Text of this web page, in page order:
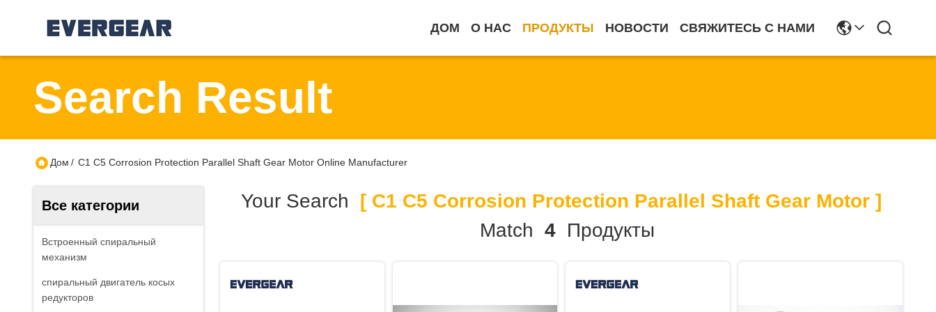
ДОМ О НАС ПРОДУКТЫ НОВОСТИ СВЯЖИТЕСЬ С НАМИ
Search Result
Дом / C1 C5 Corrosion Protection Parallel Shaft Gear Motor Online Manufacturer
Все категории
Встроенный спиральный
механизм
спиральный двигатель косых
редукторов
Your Search [ C1 C5 Corrosion Protection Parallel Shaft Gear Motor ]
Match 4Продукты